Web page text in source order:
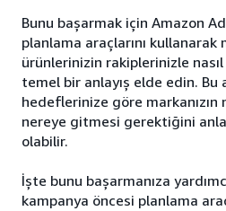
Bunu başarmak için Amazon
planlama araçlarını kullanarak
ürünlerinizin rakiplerinizle nasıl
temel bir anlayış elde edin. Bu
hedeflerinize göre
nereye gitmesi gerektiğini
olabilir.
İşte bunu başarmanıza
kampanya öncesi planlama